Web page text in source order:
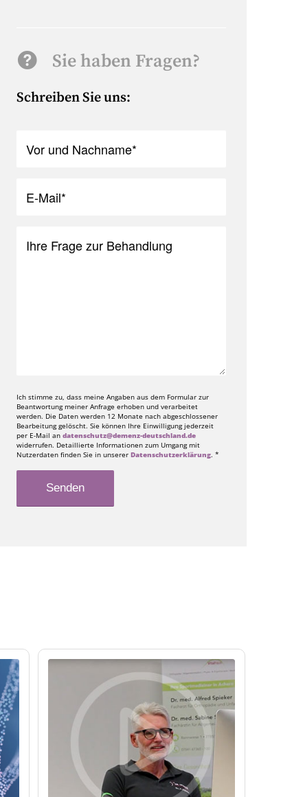
Sie haben Fragen?
Schreiben Sie uns:
Ich stimme zu, dass meine Angaben aus dem Formular zur
Beantwortung meiner Anfrage erhoben und verarbeitet
werden. Die Daten werden 12 Monate nach abgeschlossener
Bearbeitung gelöscht. Sie können Ihre Einwilligung jederzeit
per E-Mail andatenschutz@demenz-deutschland.de
widerrufen. Detaillierte Informationen zum Umgang mit
Nutzerdaten finden Sie in unsererDatenschutzerklärung. *